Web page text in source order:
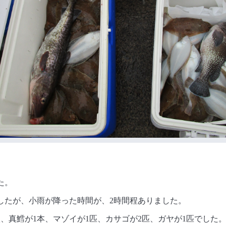
が、小雨が降った時間が、2時間程ありました。
真鱈が1本、マゾイが1匹、カサゴが2匹、ガヤが1匹でした